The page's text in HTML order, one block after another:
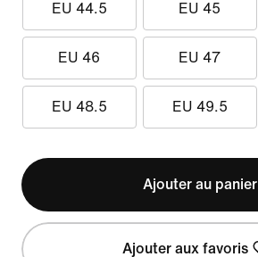
EU 44.5 EU 45
EU 46 EU 47
EU 48.5 EU 49.5
Ajouter au panier
Ajouter aux favoris